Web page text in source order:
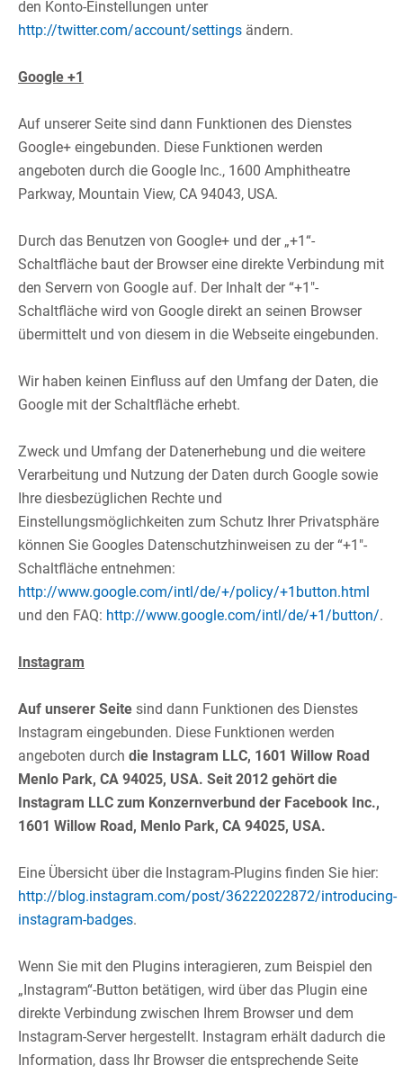
den Konto-Einstellungen unter
http://twitter.com/account/settings ändern.​
Google +1
Auf unserer Seite sind dann Funktionen des Dienstes
Google+ eingebunden. Diese Funktionen werden
angeboten durch die Google Inc., 1600 Amphitheatre
Parkway, Mountain View, CA 94043, USA.​
Durch das Benutzen von Google+ und der „+1“-
Schaltfläche baut der Browser eine direkte Verbindung mit
den Servern von Google auf. Der Inhalt der “+1″-
Schaltfläche wird von Google direkt an seinen Browser
übermittelt und von diesem in die Webseite eingebunden.​
Wir haben keinen Einfluss auf den Umfang der Daten, die
Google mit der Schaltfläche erhebt.​
Zweck und Umfang der Datenerhebung und die weitere
Verarbeitung und Nutzung der Daten durch Google sowie
Ihre diesbezüglichen Rechte und
Einstellungsmöglichkeiten zum Schutz Ihrer Privatsphäre
können Sie Googles Datenschutzhinweisen zu der “+1″-
Schaltfläche entnehmen:
http://www.google.com/intl/de/+/policy/+1button.html
und den FAQ: http://www.google.com/intl/de/+1/button/.​
Instagram
Auf unserer Seite sind dann Funktionen des Dienstes
Instagram eingebunden. Diese Funktionen werden
angeboten durch die Instagram LLC, 1601 Willow Road
Menlo Park, CA 94025, USA. Seit 2012 gehört die
Instagram LLC zum Konzernverbund der Facebook Inc.,
1601 Willow Road, Menlo Park, CA 94025, USA.
Eine Übersicht über die Instagram-Plugins finden Sie hier:
http://blog.instagram.com/post/36222022872/introducing-
instagram-badges.​
Wenn Sie mit den Plugins interagieren, zum Beispiel den
„Instagram“-Button betätigen, wird über das Plugin eine
direkte Verbindung zwischen Ihrem Browser und dem
Instagram-Server hergestellt. Instagram erhält dadurch die
Information, dass Ihr Browser die entsprechende Seite